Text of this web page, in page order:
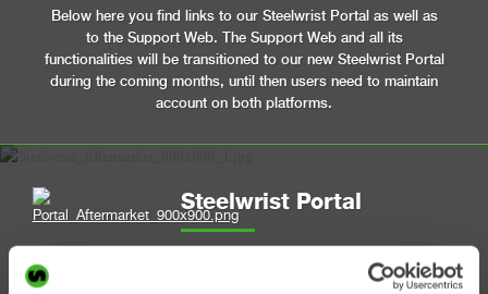
Below here you find links to our Steelwrist Portal as well as
to the Support Web. The Support Web and all its
functionalities will be transitioned to our new Steelwrist Portal
during the coming months, until then users need to maintain
account on both platforms.
Steelwrist Portal